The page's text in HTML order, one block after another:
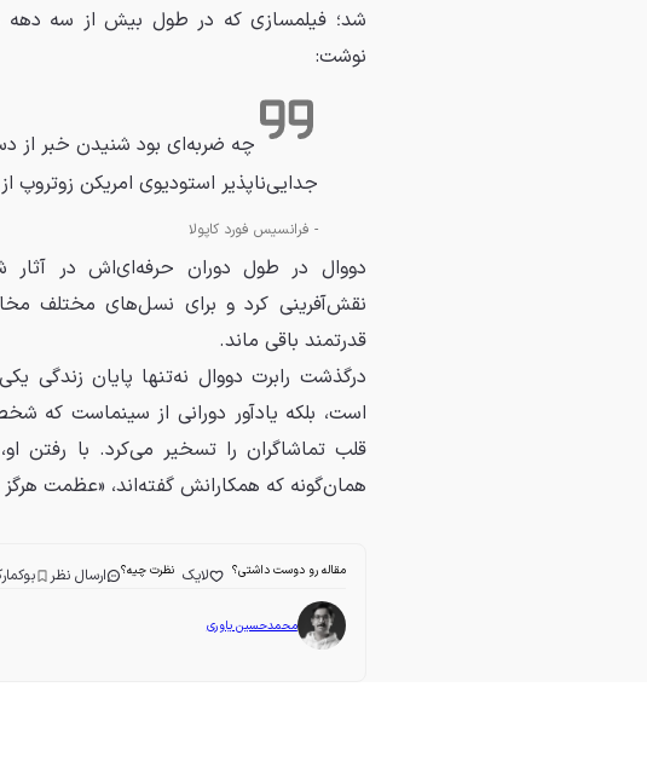
شد؛ فیلمسازی که در طول بیش از سه دهه
نوشت:
چه ضربه‌ای بود شنیدن خبر از
جدایی‌ناپذیر استودیوی امریکن زوتروپ
- فرانسیس فورد کاپولا
دووال در طول دوران حرفه‌ای‌اش در
نقش‌آفرینی کرد و برای نسل‌های مختلف
قدرتمند باقی ماند.
درگذشت رابرت دووال نه‌تنها پایان زندگی
است، بلکه یادآور دورانی از سینماست که
قلب تماشاگران را تسخیر می‌کرد. با رفتن
همان‌گونه که همکارانش گفته‌اند، «عظمت
مقاله رو دوست داشتی؟ لایک نظرت چیه؟ ارسال نظر
محمدحسین یاوری